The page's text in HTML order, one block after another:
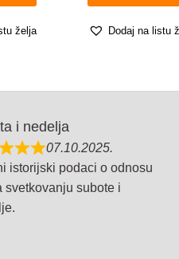
želja Dodaj na listu
i nedelja
07.10.2025.
istorijski podaci o odnosu
svetkovanju subote i